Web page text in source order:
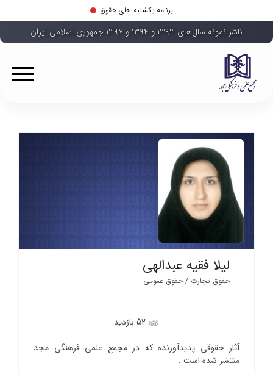
برنامه یکشنبه های حقوق
ناشر نمونه سال‌های ۱۳۹۳ و ۱۳۹۴ و ۱۳۹۷ جمهوری اسلامی ایران
لیلا فقیه عبدالهی
حقوق تجارت / حقوق عمومی
آثار حقوقی پدیدآورنده که در مجمع علمی فرهنگی مجد
منتشر شده است :